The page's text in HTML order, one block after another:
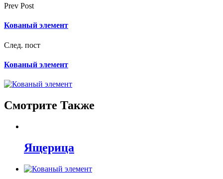
Prev Post
Кованый элемент
След. пост
Кованый элемент
Смотрите Также
Ящерица